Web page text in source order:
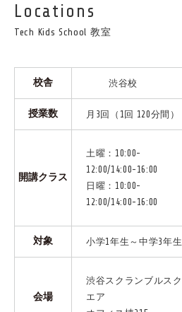
Locations
Tech Kids School 教室
校舎 渋谷校
授業数 月3回（1回 120分間）
開講クラス
土曜：10:00-
12:00/14:00-16:00
日曜：10:00-
12:00/14:00-16:00
対象 小学1年生～中学3年生
会場
渋谷スクランブルスク
エア